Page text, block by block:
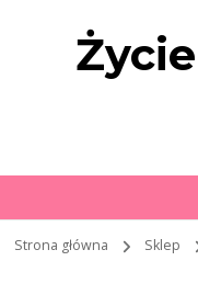
Strona główna Sklep